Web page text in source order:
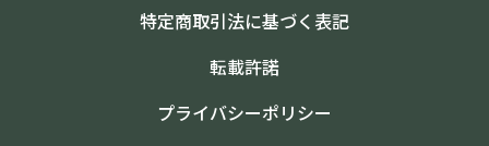
特定商取引法に基づく表記
転載許諾
プライバシーポリシー